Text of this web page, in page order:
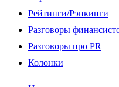
Рейтинги/Рэнкинги
Разговоры
Разговоры про PR
Колонки